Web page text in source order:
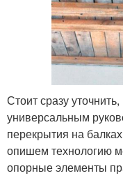
Стоит сразу
универсальным
перекрытия на
опишем технологию
опорные элементы